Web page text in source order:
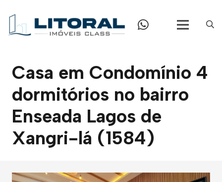
Casa em Condomínio 4
dormitórios no bairro
Enseada Lagos de
Xangri-lá (1584)